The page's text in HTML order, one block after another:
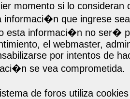
momento si lo consideran
informaci�n que ingrese
esta informaci�n no ser�
el webmaster,
por intentos de
se vea comprometida.
de foros utiliza